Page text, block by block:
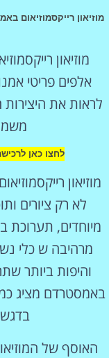
מוזיאון
אלפים פריטי
לראות את
לחצו כאן
לא רק ציורים
מיוחדים, תערוכת
מרהיבה ש כלי
והיפות ביותר
באמסטרדם מציג
האוסף של